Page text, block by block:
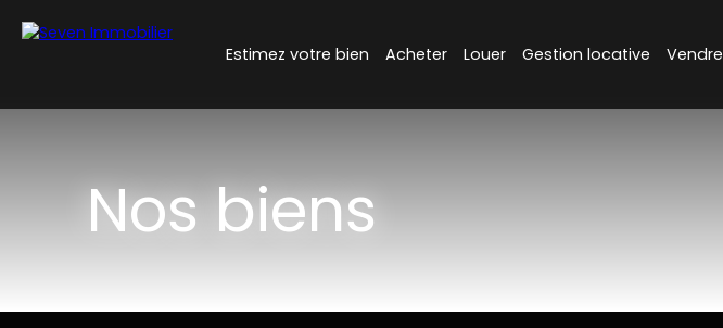
Estimez votre bien Acheter Louer Gestion locative Vendre
Nos biens